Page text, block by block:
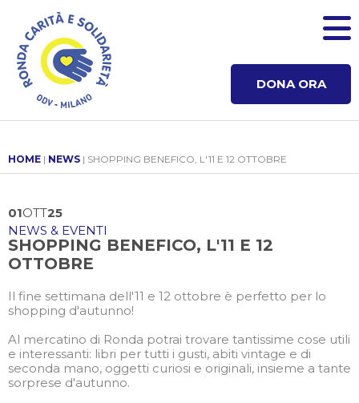
DONA ORA
HOME | NEWS | SHOPPING BENEFICO, L'11 E 12 OTTOBRE
01OTT25
NEWS & EVENTI
SHOPPING BENEFICO, L'11 E 12
OTTOBRE
Il fine settimana dell'11 e 12 ottobre è perfetto per lo
shopping d'autunno!
Al mercatino di Ronda potrai trovare tantissime cose utili
e interessanti: libri per tutti i gusti, abiti vintage e di
seconda mano, oggetti curiosi e originali, insieme a tante
sorprese d'autunno.